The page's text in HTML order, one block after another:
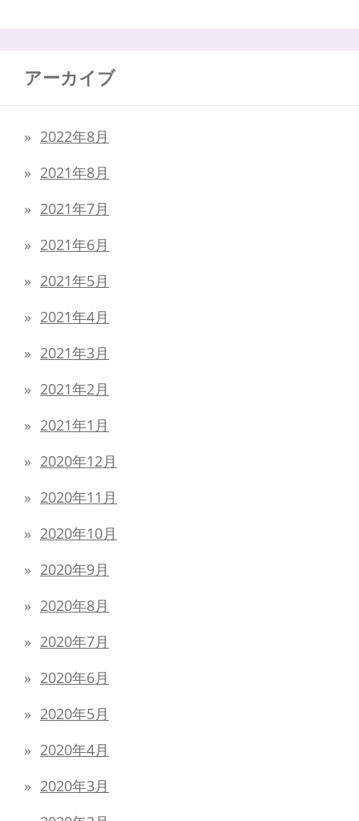
アーカイブ
2022年8月
2021年8月
2021年7月
2021年6月
2021年5月
2021年4月
2021年3月
2021年2月
2021年1月
2020年12月
2020年11月
2020年10月
2020年9月
2020年8月
2020年7月
2020年6月
2020年5月
2020年4月
2020年3月